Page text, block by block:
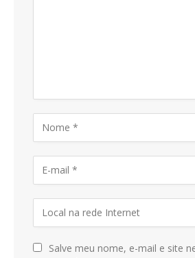
Salve meu nome, e-mail e site